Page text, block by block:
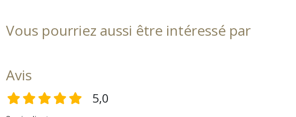
Vous pourriez aussi être intéressé par
Avis
5,0